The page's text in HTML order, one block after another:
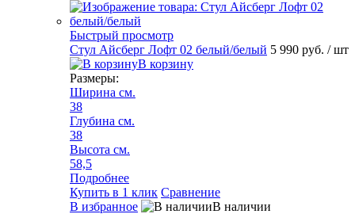
Быстрый просмотр
Стул Айсберг Лофт 02 белый/белый 5 990 руб. / шт
В корзину
Размеры:
Ширина см.
38
Глубина см.
38
Высота см.
58,5
Подробнее
Купить в 1 клик Сравнение
В избранное
В наличии